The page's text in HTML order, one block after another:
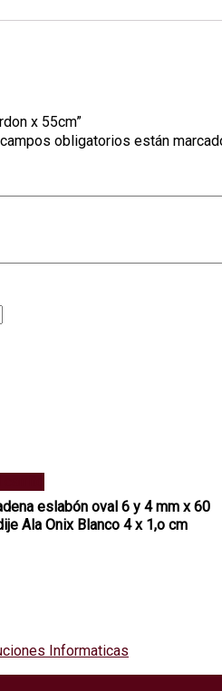
x 55cm”
obligatorios están
eslabón oval 6 y 4 mm x 60
Ala Onix Blanco 4 x 1,o cm
Informaticas